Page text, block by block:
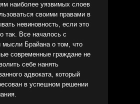
наиболее уязвимых слоев
своими правами в
невиновность, если это
так. Все началось с
мысли Брайана о том, что
современные граждане не
себе нанять
адвоката, который
в успешном решении